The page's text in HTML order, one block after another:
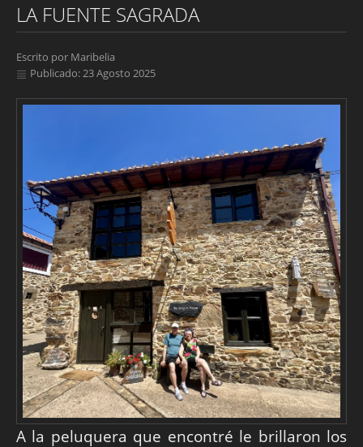
LA FUENTE SAGRADA
Escrito por Maribelia
Publicado: 23 Agosto 2025
A la peluquera que encontré le brillaron los